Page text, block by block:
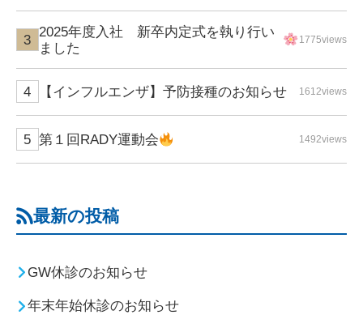
2025年度入社 新卒内定式を執り行い
ました
1775views
【インフルエンザ】予防接種のお知らせ 1612views
第１回RADY運動会 1492views
最新の投稿
GW休診のお知らせ
年末年始休診のお知らせ